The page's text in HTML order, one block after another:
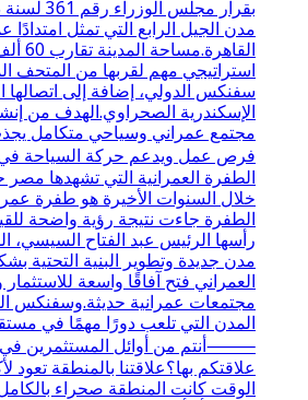
مدن الجيل الرابع التي تمثل امتدادًا
استراتيجي مهم لقربها من المتحف
سفنكس الدولي، إضافة إلى اتصالها
الإسكندرية الصحراوي.الهدف من
مجتمع عمراني وسياحي متكامل
فرص عمل ويدعم حركة
الطفرة العمرانية التي تشهدها
خلال السنوات الأخيرة هو طفرة
الطفرة جاءت نتيجة رؤية واضحة
رأسها الرئيس عبد الفتاح السيسي،
مدن جديدة وتطوير البنية التحتية
العمراني فتح آفاقًا واسعة
مجتمعات عمرانية حديثة.وسفنكس
المدن التي تلعب دورًا مهمًا في
⸻أنتم من أوائل المستثمرين في
الوقت كانت المنطقة صحراء